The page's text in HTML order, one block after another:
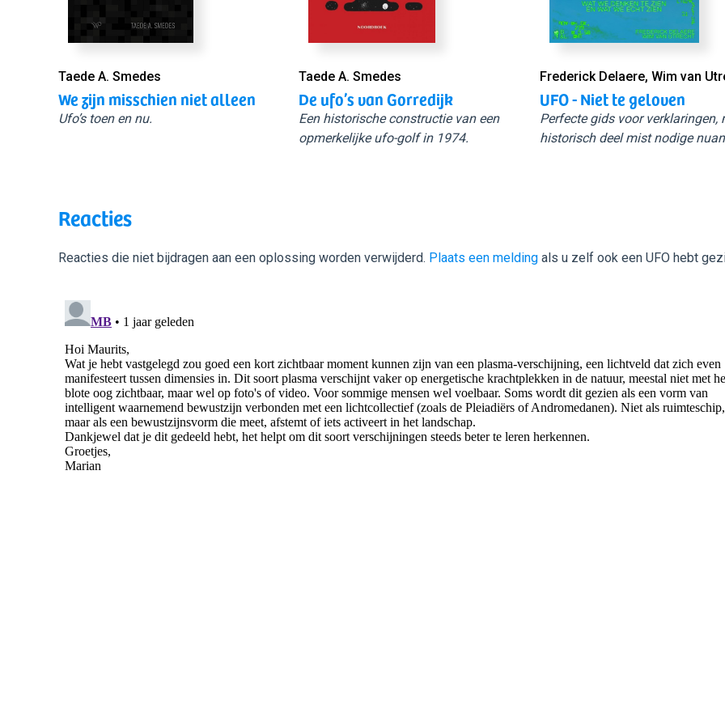
Taede A. Smedes
We zijn misschien niet alleen
Ufo’s toen en nu.
Taede A. Smedes
De ufo’s van Gorredijk
Een historische constructie van een
opmerkelijke ufo-golf in 1974.
Frederick Delaere, Wim van
UFO - Niet te geloven
Perfecte gids voor verklaringen,
historisch deel mist nodige
Reacties
Reacties die niet bijdragen aan een oplossing worden verwijderd. Plaats een melding als u zelf ook een UFO hebt